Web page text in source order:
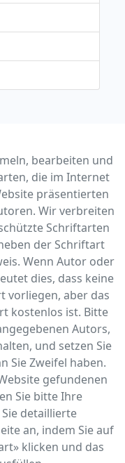
bearbeiten und
die im Internet
präsentierten
Wir verbreiten
Schriftarten
der Schriftart
Wenn Autor oder
dies, dass keine
vorliegen, aber das
kostenlos ist. Bitte
Autors,
und setzen Sie
Sie Zweifel haben.
gefundenen
Sie bitte Ihre
detaillierte
an, indem Sie auf
klicken und das